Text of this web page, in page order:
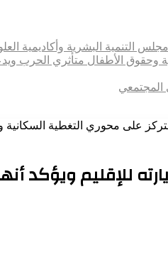
التنمية البشرية وأكاديمية
وحقوق الأطفال متأثري الحرب
المجتمعي
ستركز على محوري التغطية
للإقليم ويؤكد